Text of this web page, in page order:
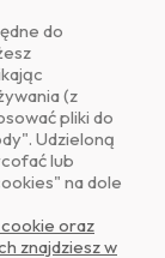
do
(z
pliki do
Udzieloną
lub
na dole
oraz
znajdziesz w